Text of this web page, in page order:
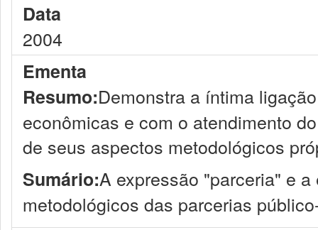
Data
2004
Ementa
Resumo:Demonstra a íntima
econômicas e com o atendimento
de seus aspectos metodológicos
Sumário:A expressão "parceria" e
metodológicos das parcerias